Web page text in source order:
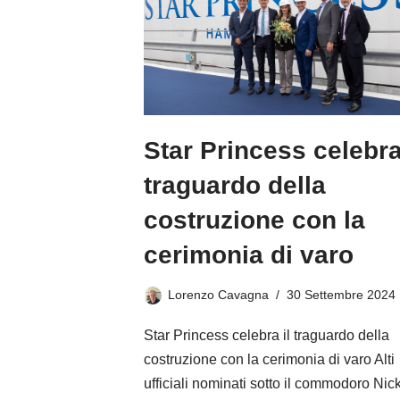
Star Princess
traguardo della
costruzione con la
cerimonia di varo
Lorenzo Cavagna 30 Settembre 2024
Star Princess celebra il traguardo della
costruzione con la cerimonia di varo Alti
ufficiali nominati sotto il commodoro